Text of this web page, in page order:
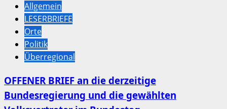
Allgemein
LESERBRIEFE
Orte
Politik
Überregional
OFFENER BRIEF an die derzeitige
Bundesregierung und die gewählten